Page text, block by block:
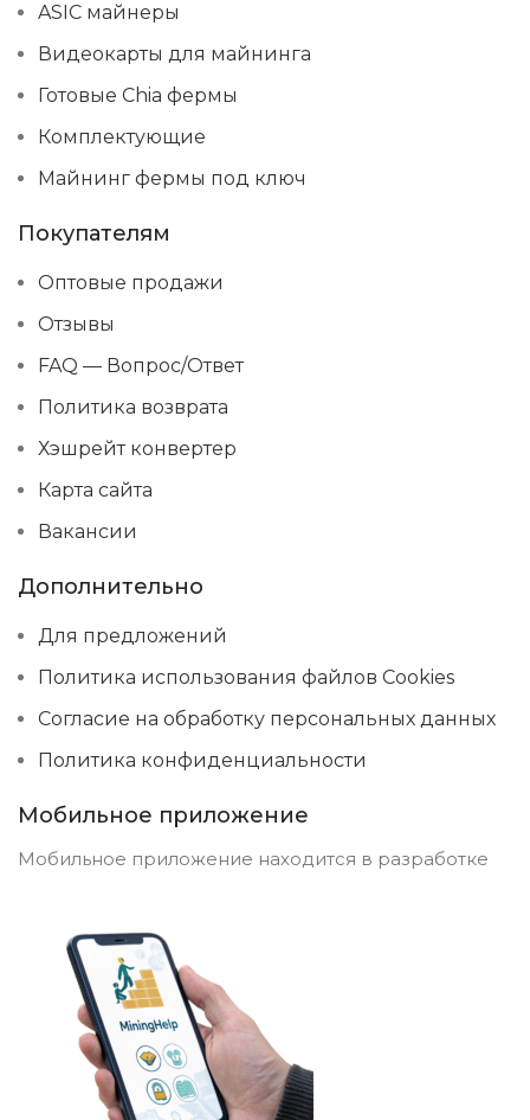
ASIC майнеры
Видеокарты для майнинга
Готовые Chia фермы
Комплектующие
Майнинг фермы под ключ
Покупателям
Оптовые продажи
Отзывы
FAQ — Вопрос/Ответ
Политика возврата
Хэшрейт конвертер
Карта сайта
Вакансии
Дополнительно
Для предложений
Политика использования файлов Cookies
Согласие на обработку персональных данных
Политика конфиденциальности
Мобильное приложение
Мобильное приложение находится в разработке